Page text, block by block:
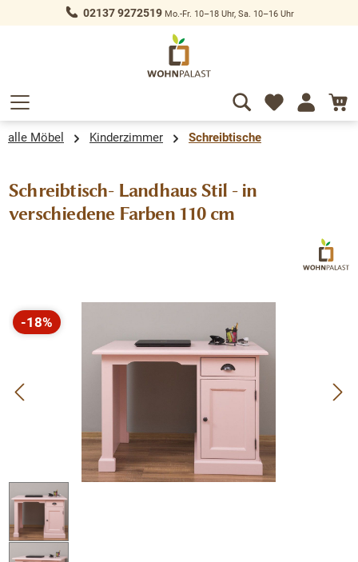
springen 02137 9272519Mo.-Fr. 10–18 Uhr, Sa. 10–16 Uhr
alle Möbel Kinderzimmer Schreibtische
Schreibtisch- Landhaus Stil - in
verschiedene Farben 110 cm
Bildergalerie überspringen
-18%
Rabatt